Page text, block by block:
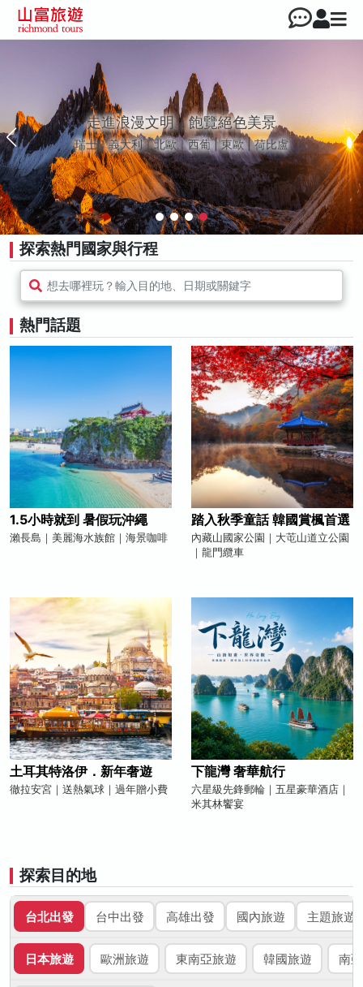
走進浪漫文明，飽覽絕色美景
瑞士｜義大利｜北歐｜西葡 | 東歐 | 荷比盧
探索熱門國家與行程
想去哪裡玩？輸入目的地、日期或關鍵字
熱門話題
1.5小時就到 暑假玩沖繩
瀨長島｜美麗海水族館｜海景咖啡
踏入秋季童話 韓國賞楓首選
內藏山國家公園｜大芚山道立公園
｜龍門纜車
土耳其特洛伊．新年奢遊
徹拉安宮｜送熱氣球｜過年贈小費
下龍灣 奢華航行
六星級先鋒郵輪｜五星豪華酒店｜
米其林饗宴
探索目的地
台北出發 台中出發 高雄出發 國內旅遊 主題旅遊
日本旅遊 歐洲旅遊 東南亞旅遊 韓國旅遊 南